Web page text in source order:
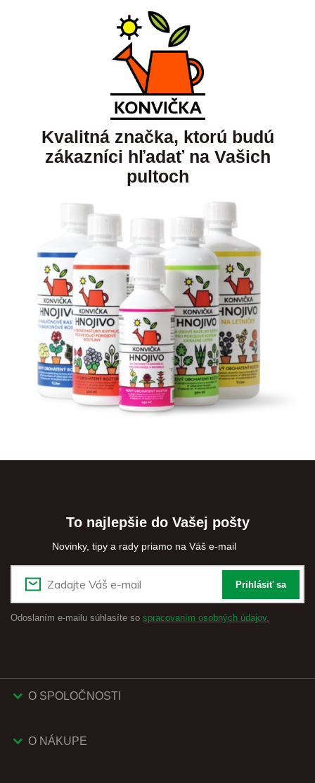
Kvalitná značka, ktorú budú
zákazníci hľadať na Vašich
pultoch
To najlepšie do Vašej pošty
Novinky, tipy a rady priamo na Váš e-mail
Prihlásiť sa
Odoslaním e-mailu súhlasíte so spracovaním osobných údajov.
O SPOLOČNOSTI
O NÁKUPE